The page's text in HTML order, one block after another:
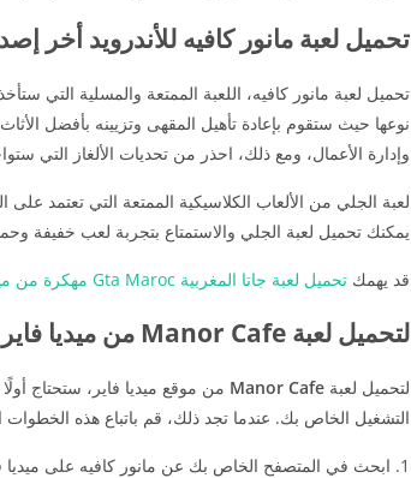
تحميل لعبة مانور كافيه للأندرويد أخر
تحميل لعبة مانور كافيه، اللعبة الممتعة والمسلية التي
نوعها حيث ستقوم بإعادة تأهيل المقهى وتزيينه بأفضل
وإدارة الأعمال، ومع ذلك، احذر من تحديات الألغاز التي
لعبة الجلي من الألعاب الكلاسيكية الممتعة التي تعتمد على
يمكنك تحميل لعبة الجلي والاستمتاع بتجربة لعب خفيفة
قد يهمك تحميل لعبة جاتا المغربية Gta Maroc مهكرة من ميديا فاير 2026 بدون نت
لتحميل لعبة Manor Cafe من ميديا فاير
لتحميل لعبة Manor Cafe من موقع ميديا فاير، ستحتاج
التشغيل الخاص بك. عندما تجد ذلك، قم باتباع هذه الخطوات
ابحث في المتصفح الخاص بك عن مانور كافيه على ميديا